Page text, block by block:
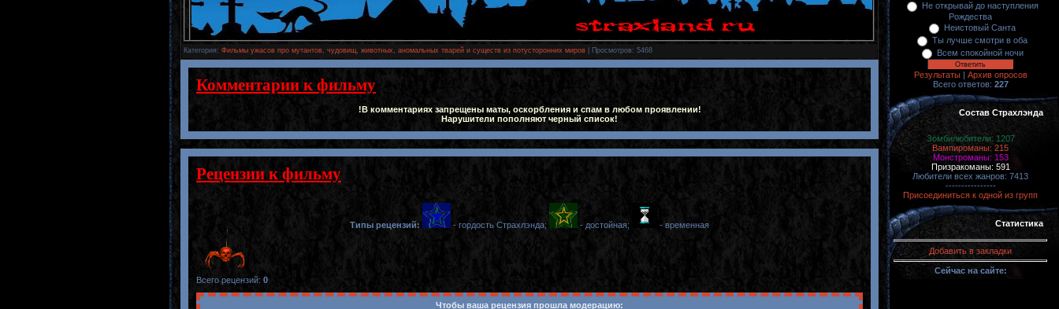
Категория: Фильмы ужасов про мутантов, чудовищ, животных, аномальных тварей и существ из потусторонних миров Просмотров: 5468
Комментарии к фильму
!В комментариях запрещены маты, оскорбления и спам в любом проявлении!
Нарушители пополняют черный список!
Рецензии к фильму
Типы рецензий: - гордость Страхлэнда; - достойная; - временная
Всего рецензий: 0
Чтобы ваша рецензия прошла модерацию:
Не открывай до наступления
Рождества
Неистовый Санта
Ты лучше смотри в оба
Всем спокойной ночи
Результаты| Архив опросов
Всего ответов: 227
Состав Страхлэнда
Зомбилюбители: 1207
Вампироманы: 215
Монстроманы: 153
Призракоманы: 591
Любители всех жанров: 7413
----------------
Присоединиться к одной из групп
Статистика
Добавить в закладки
Сейчас на сайте: